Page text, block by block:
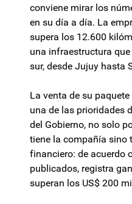
conviene mirar los
en su día a día. La
supera los 12.600
una infraestructura
sur, desde Jujuy hasta
La venta de su
una de las prioridades
del Gobierno, no solo
tiene la compañía sino
financiero: de acuerdo
publicados, registra
superan los US$ 200